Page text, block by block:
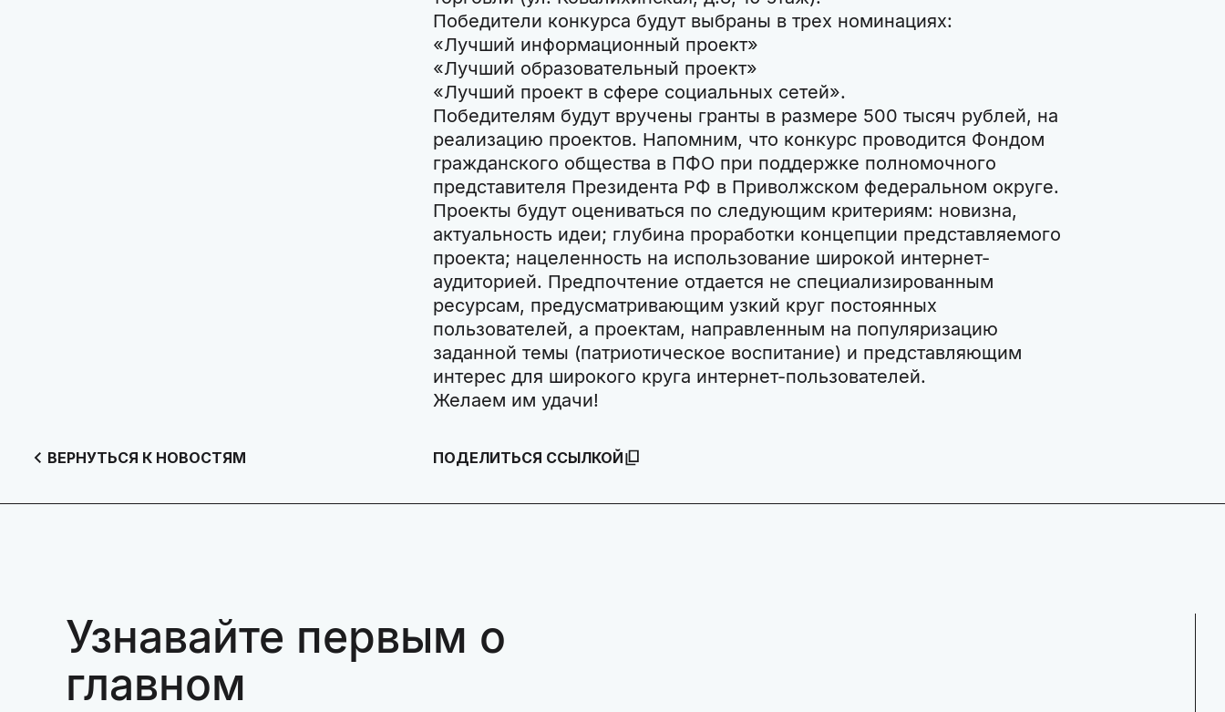
Победители конкурса будут выбраны в трех номинациях:
«Лучший информационный проект»
«Лучший образовательный проект»
«Лучший проект в сфере социальных сетей».
Победителям будут вручены гранты в размере 500 тысяч рублей, на
реализацию проектов. Напомним, что конкурс проводится Фондом
гражданского общества в ПФО при поддержке полномочного
представителя Президента РФ в Приволжском федеральном округе.
Проекты будут оцениваться по следующим критериям: новизна,
актуальность идеи; глубина проработки концепции представляемого
проекта; нацеленность на использование широкой интернет-
аудиторией. Предпочтение отдается не специализированным
ресурсам, предусматривающим узкий круг постоянных
пользователей, а проектам, направленным на популяризацию
заданной темы (патриотическое воспитание) и представляющим
интерес для широкого круга интернет-пользователей.
Желаем им удачи!
ВЕРНУТЬСЯ К НОВОСТЯМ ПОДЕЛИТЬСЯ ССЫЛКОЙ
Узнавайте первым о
главном